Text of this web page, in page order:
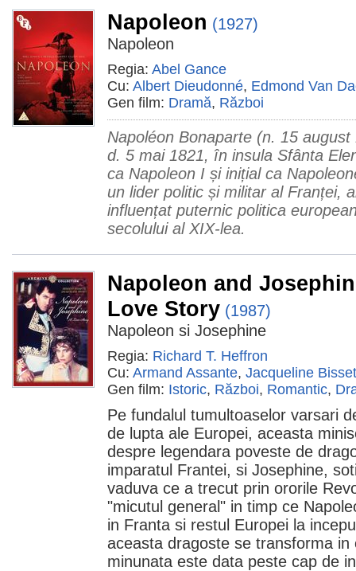
Napoleon (1927)
Napoleon
Regia: Abel Gance
Cu: Albert Dieudonné, Edmond Van
Gen film: Dramă, Război
Napoléon Bonaparte (n. 15
d. 5 mai 1821, în insula Sfânta
ca Napoleon I și inițial ca
un lider politic și militar al Franței,
influențat puternic politica
secolului al XIX-lea.
Napoleon and
Love Story (1987)
Napoleon si Josephine
Regia: Richard T. Heffron
Cu: Armand Assante, Jacqueline Bisset
Gen film: Istoric, Război, Romantic,
Pe fundalul tumultoaselor varsari
de lupta ale Europei, aceasta
despre legendara poveste de
imparatul Frantei, si Josephine,
vaduva ce a trecut prin ororile
"micutul general" in timp ce
in Franta si restul Europei la
aceasta dragoste se transforma in
minunata este data peste cap de